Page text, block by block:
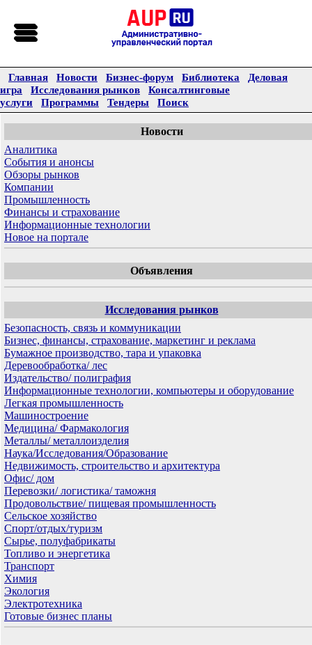
Главная Новости Бизнес-форум Библиотека
Деловая
игра
Исследования рынков
Консалтинговые
услуги
Программы Тендеры Поиск
Новости
Аналитика
События и анонсы
Обзоры рынков
Компании
Промышленность
Финансы и страхование
Информационные технологии
Новое на портале
Объявления
Исследования рынков
Безопасность, связь и коммуникации
Бизнес, финансы, страхование, маркетинг и реклама
Бумажное производство, тара и упаковка
Деревообработка/ лес
Издательство/ полиграфия
Информационные технологии, компьютеры и оборудование
Легкая промышленность
Машиностроение
Медицина/ Фармакология
Металлы/ металлоизделия
Наука/Исследования/Образование
Недвижимость, строительство и архитектура
Офис/ дом
Перевозки/ логистика/ таможня
Продовольствие/ пищевая промышленность
Сельское хозяйство
Спорт/отдых/туризм
Сырье, полуфабрикаты
Топливо и энергетика
Транспорт
Химия
Экология
Электротехника
Готовые бизнес планы